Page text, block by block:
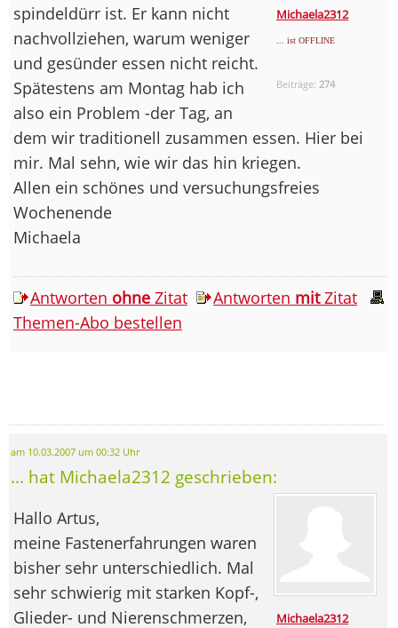
Michaela2312
... ist OFFLINE
Beiträge: 274
spindeldürr ist. Er kann nicht
nachvollziehen, warum weniger
und gesünder essen nicht reicht.
Spätestens am Montag hab ich
also ein Problem -der Tag, an
dem wir traditionell zusammen essen. Hier bei
mir. Mal sehn, wie wir das hin kriegen.
Allen ein schönes und versuchungsfreies
Wochenende
Michaela
Antworten ohne Zitat Antworten mitZitat
Themen-Abo bestellen
am 10.03.2007 um 00:32 Uhr
... hat Michaela2312 geschrieben:
Michaela2312
Hallo Artus,
meine Fastenerfahrungen waren
bisher sehr unterschiedlich. Mal
sehr schwierig mit starken Kopf-,
Glieder- und Nierenschmerzen,